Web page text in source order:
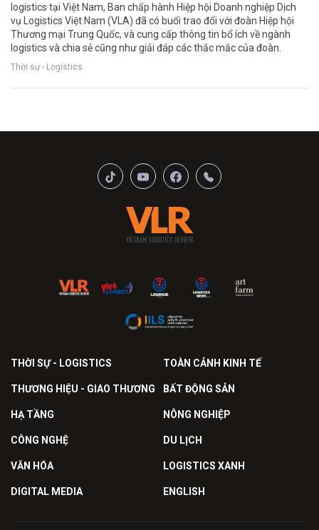
logistics tại Việt Nam, Ban chấp hành Hiệp hội Doanh nghiệp Dịch
vụ Logistics Việt Nam (VLA) đã có buổi trao đổi với đoàn Hiệp hội
Thương mại Trung Quốc, và cung cấp thông tin bổ ích về ngành
logistics và chia sẻ cũng như giải đáp các thắc mắc của đoàn.
Thời sự - Logistics
THỜI SỰ - LOGISTICS TOÀN CẢNH KINH TẾ
THƯƠNG HIỆU - GIAO THƯƠNG BẤT ĐỘNG SẢN
HẠ TẦNG NÔNG NGHIỆP
CÔNG NGHỆ DU LỊCH
VĂN HÓA LOGISTICS XANH
DIGITAL MEDIA ENGLISH